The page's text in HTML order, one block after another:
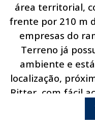
área territorial,
frente por 210 m
empresas do
Terreno já
ambiente e
localização,
Ritter, com fácil
do
metropolitana e